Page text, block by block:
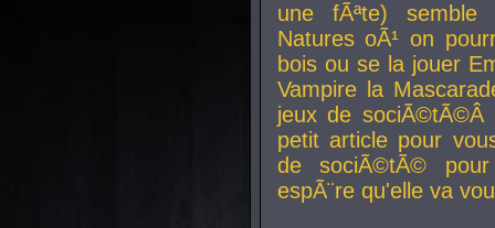
une fÃªte) semble
Natures oÃ¹ on
bois ou se la jouer
Vampire la
jeux de
petit article pour
de sociÃ©tÃ©
espÃ¨re qu'elle va